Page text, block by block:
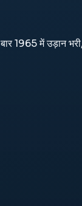
में उड़ान भरी,